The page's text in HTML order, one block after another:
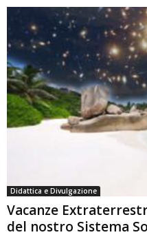
Didattica e Divulgazione
Vacanze
del nostro Sistema